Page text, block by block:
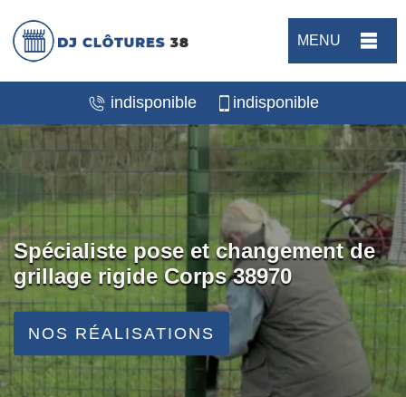
MENU
indisponible indisponible
Spécialiste pose et changement de
grillage rigide Corps 38970
NOS RÉALISATIONS